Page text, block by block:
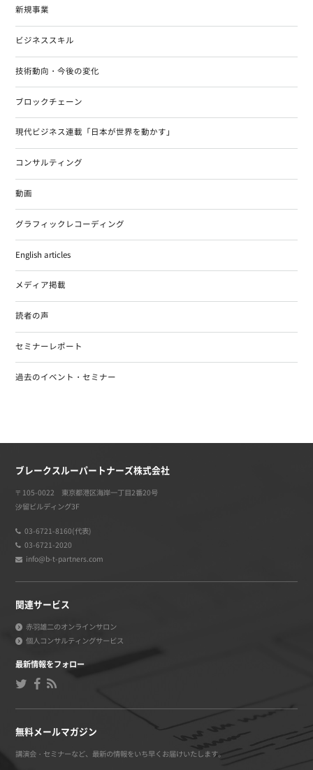
新規事業
ビジネススキル
技術動向・今後の変化
ブロックチェーン
現代ビジネス連載「日本が世界を動かす」
コンサルティング
動画
グラフィックレコーディング
English articles
メディア掲載
読者の声
セミナーレポート
過去のイベント・セミナー
ブレークスルーパートナーズ株式会社
〒105-0022 東京都港区海岸一丁目2番20号
汐留ビルディング3F
03-6721-8160(代表)
03-6721-2020
info@b-t-partners.com
関連サービス
赤羽雄二のオンラインサロン
個人コンサルティングサービス
最新情報をフォロー
無料メールマガジン
講演会・セミナーなど、最新の情報をいち早くお届けいたします。